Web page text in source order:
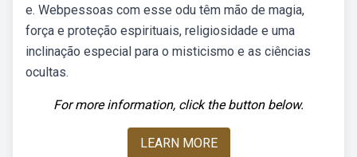
e. Webpessoas com esse odu têm mão de magia,
força e proteção espirituais, religiosidade e uma
inclinação especial para o misticismo e as ciências
ocultas.
For more information, click the button below.
LEARN MORE